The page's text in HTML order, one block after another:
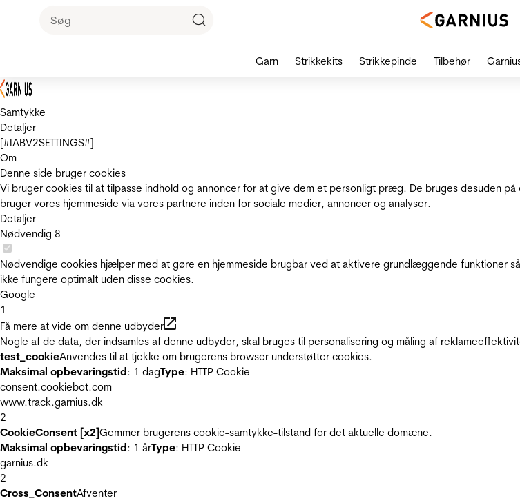
Samtykke
Detaljer
[#IABV2SETTINGS#]
Om
Denne side bruger cookies
Vi bruger cookies til at tilpasse indhold og annoncer for at give dem et personligt præg. De bruges desuden
bruger vores hjemmeside via vores partnere inden for sociale medier, annoncer og analyser.
Detaljer
Nødvendig 8
Nødvendige cookies hjælper med at gøre en hjemmeside brugbar ved at aktivere grundlæggende funktioner
ikke fungere optimalt uden disse cookies.
Google
1
Få mere at vide om denne udbyder
Nogle af de data, der indsamles af denne udbyder, skal bruges til personalisering og måling af
test_cookieAnvendes til at tjekke om brugerens browser understøtter cookies.
Maksimal opbevaringstid: 1 dagType: HTTP Cookie
consent.cookiebot.com
www.track.garnius.dk
2
CookieConsent [x2]Gemmer brugerens cookie-samtykke-tilstand for det aktuelle domæne.
Maksimal opbevaringstid: 1 årType: HTTP Cookie
garnius.dk
2
Cross_ConsentAfventer
Garn Strikkekits Strikkepinde Tilbehør